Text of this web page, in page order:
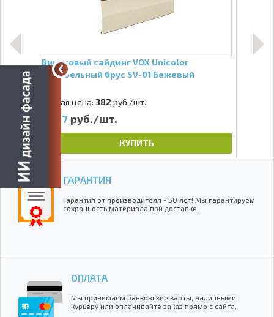
Виниловый сайдинг VOX Unicolor
Корабельный брус SV-01 Бежевый
Старая цена: 382 руб./шт.
327 руб./шт.
КУПИТЬ
ГАРАНТИЯ
Гарантия от производителя - 50 лет! Мы гарантируем
сохранность материала при доставке.
ОПЛАТА
Мы принимаем банковские карты, наличными
курьеру или оплачивайте заказ прямо с сайта.